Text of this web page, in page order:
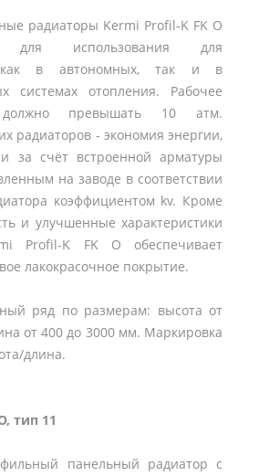
радиаторы Kermi Profil-K FK O
для использования для
как в автономных, так и в
системах отопления. Рабочее
превышать 10 атм.
радиаторов - экономия энергии,
за счёт встроенной арматуры
на заводе в соответствии
коэффициентом kv. Кроме
и улучшенные характеристики
Profil-K FK O обеспечивает
лакокрасочное покрытие.
ряд по размерам: высота от
от 400 до 3000 мм. Маркировка
длина.
тип 11
панельный радиатор с